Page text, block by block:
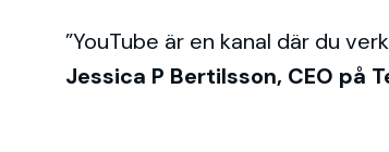
”YouTube är en kanal där du
Jessica P Bertilsson, CEO på